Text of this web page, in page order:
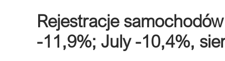
Rejestracje
-11,9%; July -10,4%,